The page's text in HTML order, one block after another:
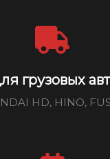
грузовых
HD, HINO,